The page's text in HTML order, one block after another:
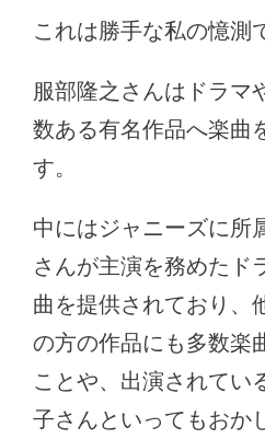
これは勝手な私の憶測
服部隆之さんはドラマ
数ある有名作品へ楽曲
す。
中にはジャニーズに所
さんが主演を務めたド
曲を提供されており、
の方の作品にも多数楽
ことや、出演されてい
子さんといってもおか